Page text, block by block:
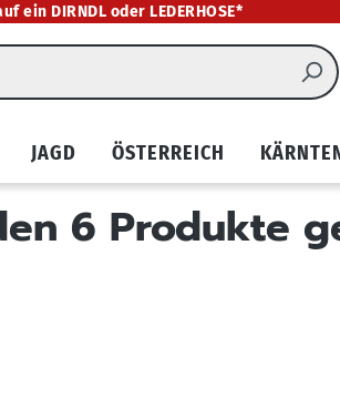
ein DIRNDL oder LEDERHOSE*
JAGD ÖSTERREICH
6 Produkte